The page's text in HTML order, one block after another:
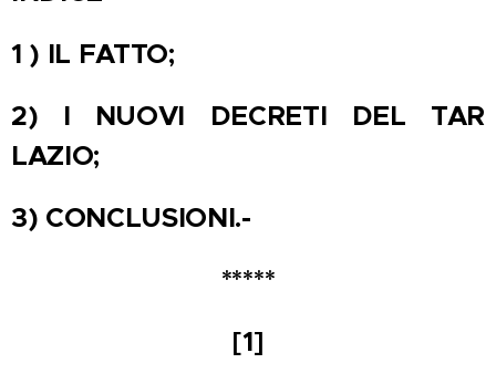
1 ) IL FATTO;
2) I NUOVI DECRETI DEL TAR
LAZIO;
3) CONCLUSIONI.-
*****
[1]